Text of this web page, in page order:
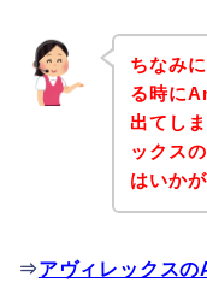
ちなみ
る時に
出てし
ックス
はいか
⇒アヴィレックス